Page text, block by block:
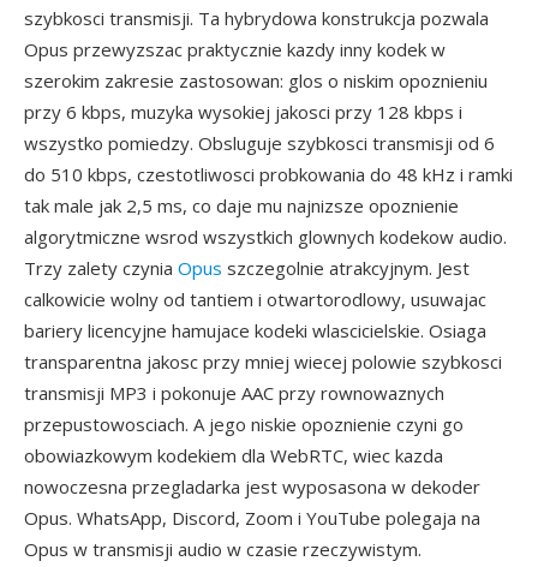
szybkosci transmisji. Ta hybrydowa konstrukcja pozwala
Opus przewyzszac praktycznie kazdy inny kodek w
szerokim zakresie zastosowan: glos o niskim opoznieniu
przy 6 kbps, muzyka wysokiej jakosci przy 128 kbps i
wszystko pomiedzy. Obsluguje szybkosci transmisji od 6
do 510 kbps, czestotliwosci probkowania do 48 kHz i ramki
tak male jak 2,5 ms, co daje mu najnizsze opoznienie
algorytmiczne wsrod wszystkich glownych kodekow audio.
Trzy zalety czynia Opus szczegolnie atrakcyjnym. Jest
calkowicie wolny od tantiem i otwartorodlowy, usuwajac
bariery licencyjne hamujace kodeki wlascicielskie. Osiaga
transparentna jakosc przy mniej wiecej polowie szybkosci
transmisji MP3 i pokonuje AAC przy rownowaznych
przepustowosciach. A jego niskie opoznienie czyni go
obowiazkowym kodekiem dla WebRTC, wiec kazda
nowoczesna przegladarka jest wyposasona w dekoder
Opus. WhatsApp, Discord, Zoom i YouTube polegaja na
Opus w transmisji audio w czasie rzeczywistym.